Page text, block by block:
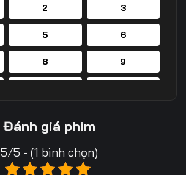
2 3
5 6
8 9
20
Đánh giá phim
5/5 - (1 bình chọn)